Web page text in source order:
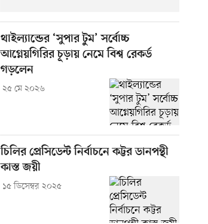
থাইল্যান্ডের ‘সুপার টুম’ সর্বোচ্চ
আগ্নেয়গিরির চূড়ায় নেমে বিশ্ব রেকর্ড
গড়লেন
২৫ মে ২০২৬
চিলির প্রেসিডেন্ট নির্বাচনে কট্টর ডানপন্থী
কাস্ত জয়ী
১৫ ডিসেম্বর ২০২৫